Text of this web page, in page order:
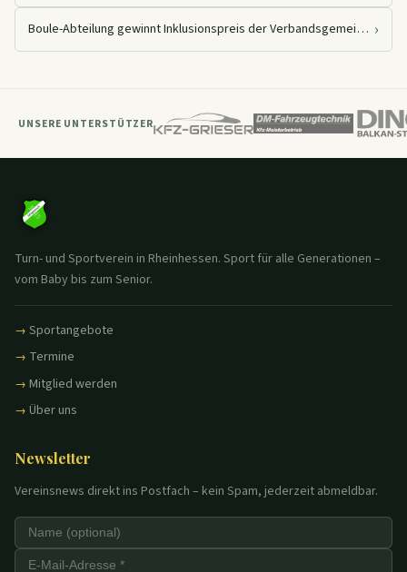
Boule-Abteilung gewinnt Inklusionspreis der Verbandsgemeinde Nieder-Olm ›
UNSERE UNTERSTÜTZER
Turn- und Sportverein in Rheinhessen. Sport für alle Generationen –
vom Baby bis zum Senior.
Sportangebote
Termine
Mitglied werden
Über uns
Newsletter
Vereinsnews direkt ins Postfach – kein Spam, jederzeit abmeldbar.